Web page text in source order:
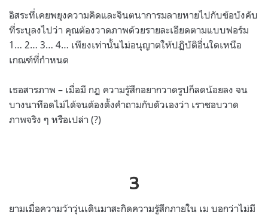
อิสระที่เคยพยุงความคิดและจินตนาการมลายหายไปกับข้อบังคับ
ที่ระบุลงไปว่า คุณต้องวาดภาพด้วยรายละเอียดตามแบบฟอร์ม
1… 2… 3… 4… เพียงเท่านั้นไม่อนุญาตให้ปฏิบัติอื่นใดเหนือ
เกณฑ์ที่กำหนด
เธอสารภาพ – เมื่อมี กฏ ความรู้สึกอยากวาดรูปก็ลดน้อยลง จน
บางนาทีอดไม่ได้จนต้องตั้งคำถามกับตัวเองว่า เราชอบวาด
ภาพจริง ๆ หรือเปล่า (?)
3
ยามเมื่อความว้าวุ่นเดินมาสะกิดความรู้สึกภายใน เม บอกว่าไม่มี